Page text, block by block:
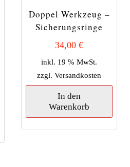
Doppel Werkzeug –
Sicherungsringe
34,00€
inkl. 19 % MwSt.
zzgl.Versandkosten
In den
Warenkorb